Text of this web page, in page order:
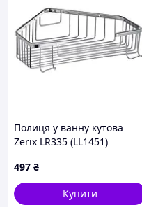
Полиця у ванну кутова
Zerix LR335 (LL1451)
497 ₴
Купити